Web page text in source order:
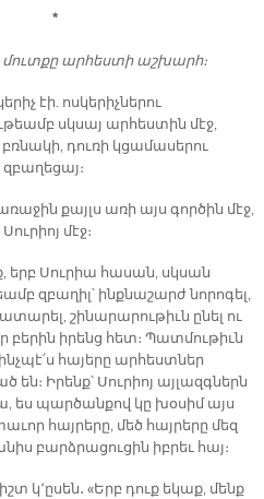
*
մուտքը արհեստի աշխարհ։
էի. ոսկերիչներու
սկսայ արհեստին մէջ,
դուռի կցամասերու
քայլս առի այս գործին մէջ,
մէջ։
երբ Սուրիա հասան, սկսան
զբաղիլ՝ ինքնաշարժ նորոգել,
շինարարութիւն ընել ու
բերին իրենց հետ։ Պատմութիւն
հայերը արհեստներ
Իրենք՝ Սուրիոյ այլազգներն
ես պարծանքով կը խօսիմ այս
հայրերը, մեծ հայրերը մեզ
բարձրացուցին իբրեւ հայ։
կ՚ըսեն․ «Երբ դուք եկաք, մենք